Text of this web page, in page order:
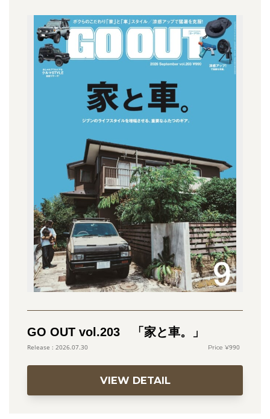
GO OUT vol.203 「家と車。」
2026.07.30 990
VIEW DETAIL